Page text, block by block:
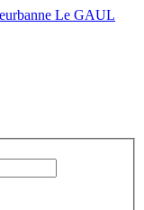
Le GAUL